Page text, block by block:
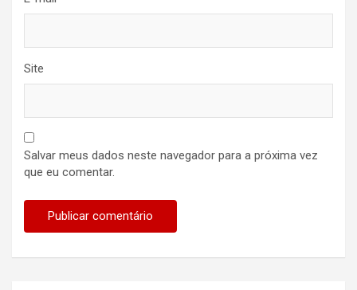
Site
Salvar meus dados neste navegador para a próxima vez
que eu comentar.